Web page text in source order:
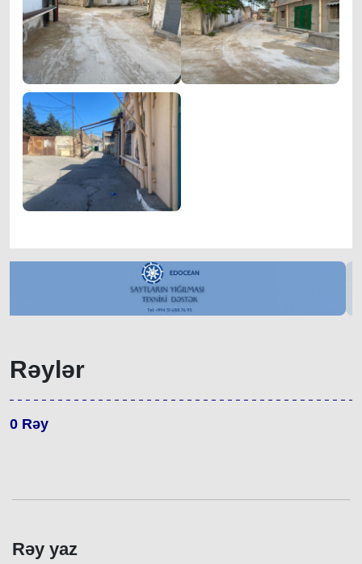
Rəylər
0 Rəy
Rəy yaz